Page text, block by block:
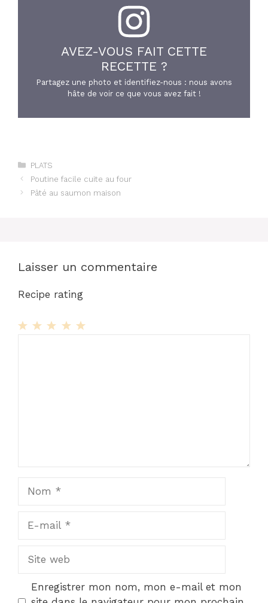
AVEZ-VOUS FAIT CETTE
RECETTE ?
Partagez une photo et identifiez-nous : nous avons
hâte de voir ce que vous avez fait !
Catégories
PLATS
Poutine facile cuite au four
Pâté au saumon maison
Laisser un commentaire
Recipe rating
Site
Enregistrer mon nom, mon e-mail et mon